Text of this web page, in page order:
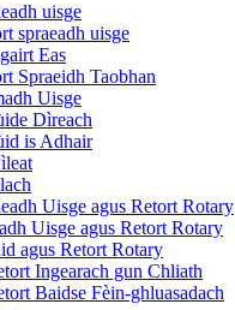
uisge
spraeadh uisge
Eas
Spraeidh Taobhan
Uisge
Dìreach
is Adhair
Uisge agus Retort Rotary
Uisge agus Retort Rotary
agus Retort Rotary
Ingearach gun Chliath
Baidse Fèin-ghluasadach